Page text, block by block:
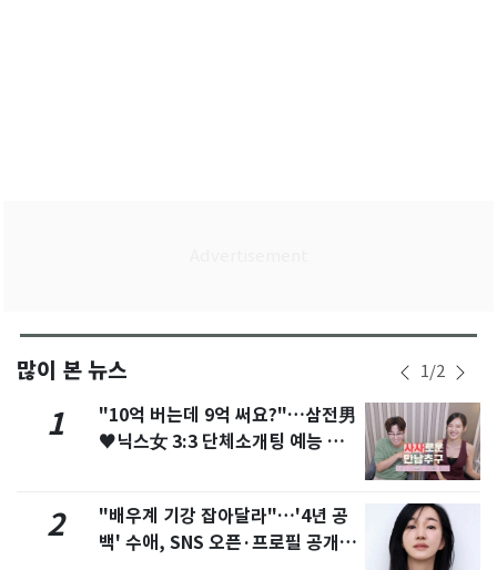
많이 본 뉴스 1/2
1
"10억 버는데 9억 써요?"…삼전男
♥닉스女 3:3 단체소개팅 예능 화
2
"배우계 기강 잡아달라"…'4년 공
백' 수애, SNS 오픈·프로필 공개